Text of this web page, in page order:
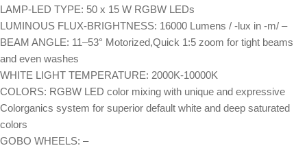
LAMP-LED TYPE: 50 x 15 W RGBW LEDs
LUMINOUS FLUX-BRIGHTNESS: 16000 Lumens / -lux in -m/ –
BEAM ANGLE: 11–53° Motorized,Quick 1:5 zoom for tight beams
and even washes
WHITE LIGHT TEMPERATURE: 2000K-10000K
COLORS: RGBW LED color mixing with unique and expressive
Colorganics system for superior default white and deep saturated
colors
GOBO WHEELS: –